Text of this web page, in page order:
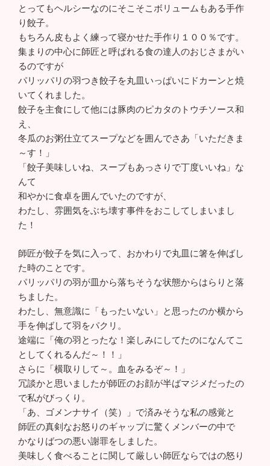
とってもヘルシーなのにそこそこボリュームもある手作
り餃子。
もちろん皮もよく練って寝かせた手作り１００％です。
集まりの中心に師匠と呼ばれる食の達人のおじさまがい
るのですが
パリッパリの羽つき餃子を丸皿いっぱいにドカーンと焼
いてくれました。
餃子を主食にして他には豚肉のピカタのトウチソース和
え、
冬瓜のお粥仕立てスープなどを囲んでさあ「いただきま
～す！」
「餃子美味しいね、スープもあっさりで丁度いいね」な
んて
和やかに食卓を囲んでいたのですが、
わたし、雰囲気をぶち壊す事件をおこしてしまいまし
た！
師匠が餃子を気に入って、おかわりで丸皿に箸を伸ばし
た時のことです。
パリッパリの羽が皿から落ちそうな状態からはらりと落
ちました。
わたし、無意識に「もったいない」と思ったのか横から
手を伸ばして羽をパクリ。
途端に「俺の羽とったな！楽しみにしてたのになんてこ
としてくれるんだ～！！」
さらに「横取りして～。血をみるぞ～！」
冗談かと思いましたが師匠のお顔が半ばマジメだったの
で私がびっくり。
「あ、ゴメンナサイ（笑）」で済みそうな私の感覚と
師匠の真剣なお怒りのギャップに驚くメンバーの中で
かなりばつの悪い謝罪をしました。
美味しく食べることに関して厳しい師匠ならではの怒り